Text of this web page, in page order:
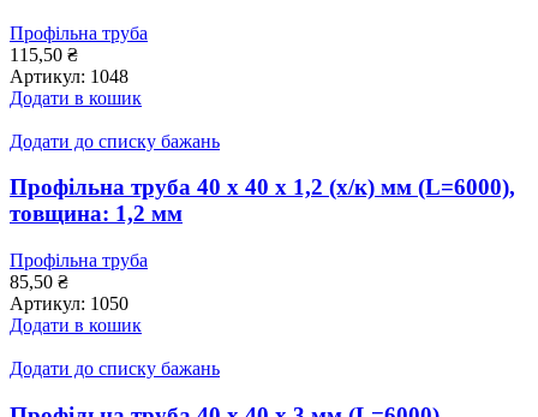
Профільна труба
115,50 ₴
Артикул: 1048
Додати в кошик
Додати до списку бажань
Профільна труба 40 x 40 x 1,2 (х/к) мм (L=6000),
товщина: 1,2 мм
Профільна труба
85,50 ₴
Артикул: 1050
Додати в кошик
Додати до списку бажань